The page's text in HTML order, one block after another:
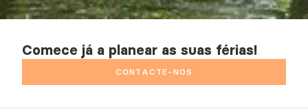
Comece já a planear as suas férias!
CONTACTE-NOS